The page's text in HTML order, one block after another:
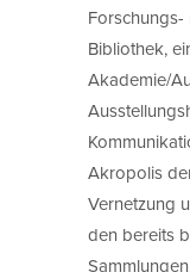
Bibliothek,
Akademie/
Akropolis
Vernetzung
den bereits